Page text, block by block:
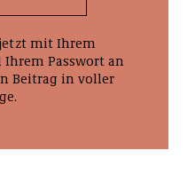
mit Ihrem
Passwort an
Beitrag in voller